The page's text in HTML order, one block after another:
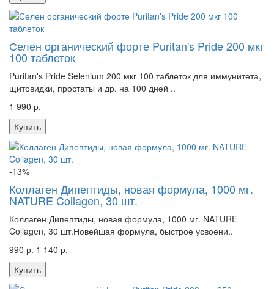
Селен органический форте Puritan's Pride 200 мкг
100 таблеток
Puritan's Pride Selenium 200 мкг 100 таблеток для иммунитета,
щитовидки, простаты и др. на 100 дней ..
1 990 р.
Купить
-13%
Коллаген Дипептиды, новая формула, 1000 мг.
NATURE Collagen, 30 шт.
Коллаген Дипептиды, новая формула, 1000 мг. NATURE
Collagen, 30 шт.Новейшая формула, быстрое усвоени..
990 р. 1 140 р.
Купить